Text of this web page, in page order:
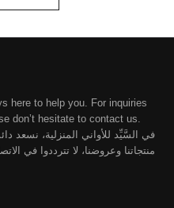
here to help you. For inquiries
don’t hesitate to contact us.
في السَّيِّد للأواني المنزلية، نسعد
منتجاتنا وعروضنا، لا تترددوا في